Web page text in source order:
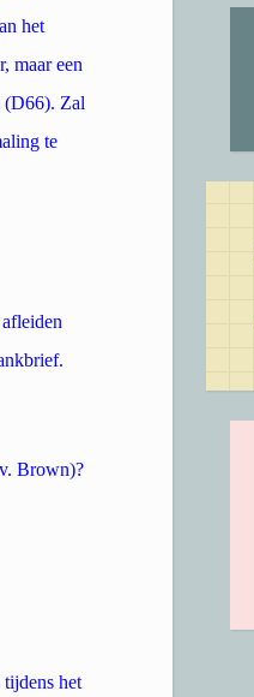
het
maar een
(D66). Zal
te
Brown)?
het